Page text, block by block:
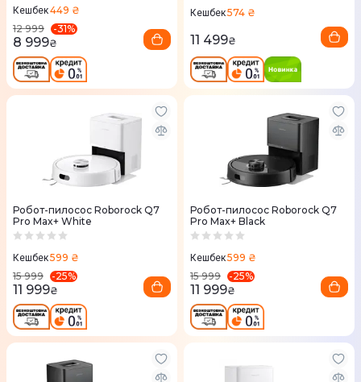
Кешбек449 ₴
12 999
-31%
8 999₴
Кешбек574 ₴
11 499₴
Робот-пилосос Roborock Q7
Pro Max+ White
Кешбек599 ₴
15 999
-25%
11 999₴
Робот-пилосос Roborock Q7
Pro Max+ Black
Кешбек599 ₴
15 999
-25%
11 999₴